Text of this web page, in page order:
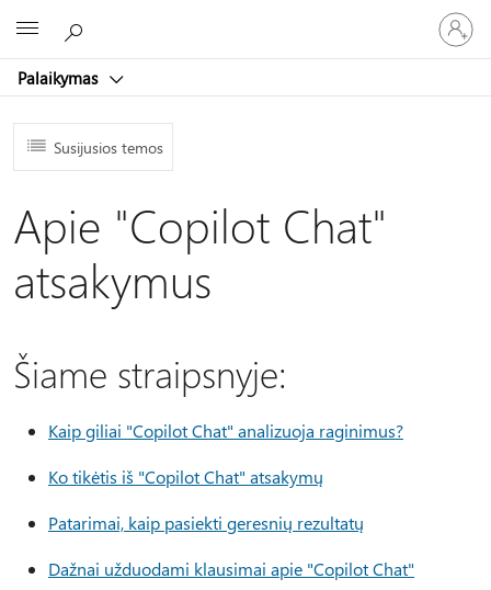
Palaikymas
prie
paskyros
Susijusios temos
Apie "Copilot Chat"
atsakymus
Šiame straipsnyje:
Kaip giliai "Copilot Chat" analizuoja raginimus?
Ko tikėtis iš "Copilot Chat" atsakymų
Patarimai, kaip pasiekti geresnių rezultatų
Dažnai užduodami klausimai apie "Copilot Chat"